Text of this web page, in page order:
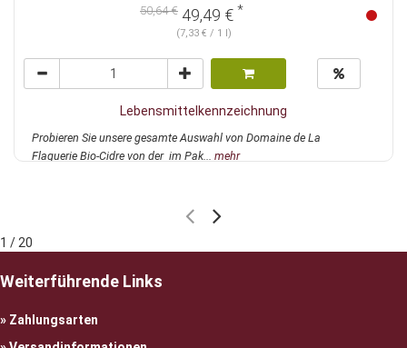
50,64 € 49,49 € *
(7,33 € / 1 l)
Lebensmittelkennzeichnung
Probieren Sie unsere gesamte Auswahl von Domaine de La
Flaguerie Bio-Cidre von der im Pak... mehr
1 / 20
Weiterführende Links
Zahlungsarten